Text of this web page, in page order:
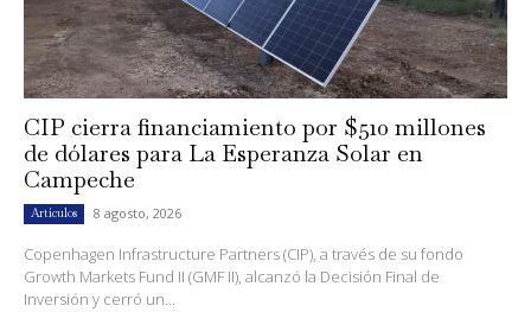
CIP cierra financiamiento por $510 millones
de dólares para La Esperanza Solar en
Campeche
Artículos 8 agosto, 2026
Copenhagen Infrastructure Partners (CIP), a través de su fondo
Growth Markets Fund II (GMF II), alcanzó la Decisión Final de
Inversión y cerró un...